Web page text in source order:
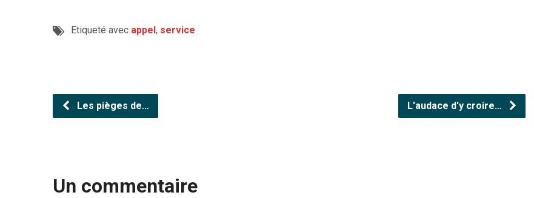
Etiqueté avec appel, service
Les pièges de… L'audace d'y croire…
Un commentaire